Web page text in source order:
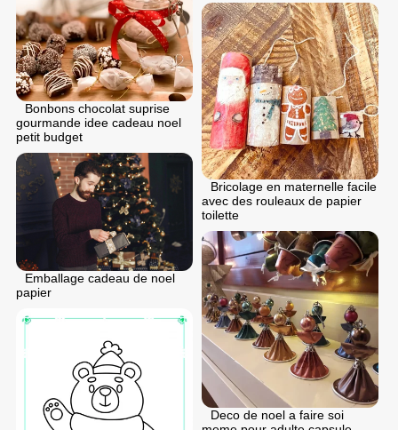
Bonbons chocolat suprise
gourmande idee cadeau noel
petit budget
Bricolage en maternelle facile
avec des rouleaux de papier
toilette
Emballage cadeau de noel
papier
Deco de noel a faire soi